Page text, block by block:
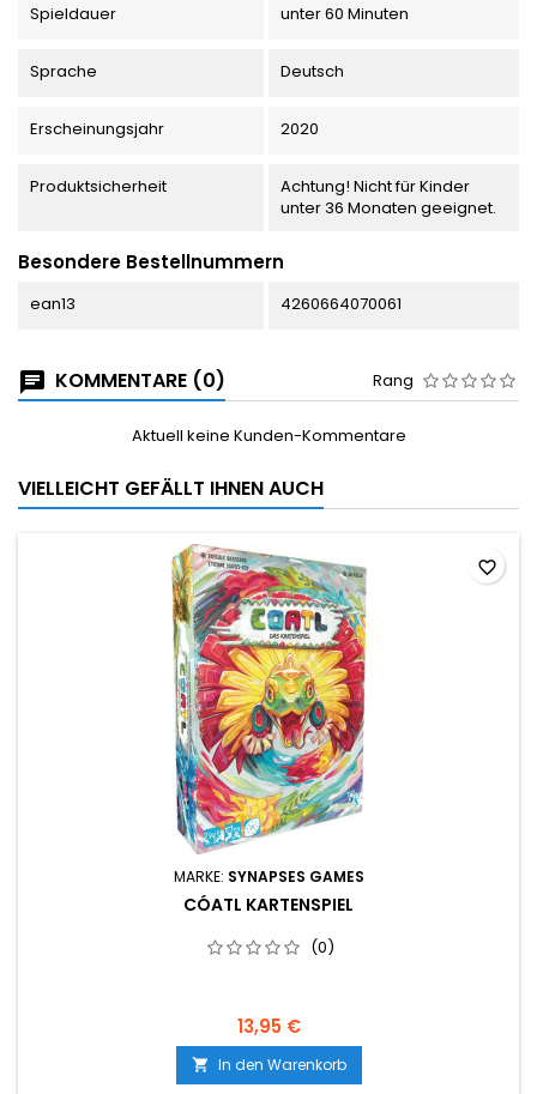
Spieldauer unter 60 Minuten
Sprache Deutsch
Erscheinungsjahr 2020
Produktsicherheit
Achtung! Nicht für Kinder
unter 36 Monaten geeignet.
Besondere Bestellnummern
ean13 4260664070061
KOMMENTARE (0) Rang
Aktuell keine Kunden-Kommentare
VIELLEICHT GEFÄLLT IHNEN AUCH
MARKE: SYNAPSES GAMES
CÓATL KARTENSPIEL
(0)
13,95 €
 In den Warenkorb
favorite_border